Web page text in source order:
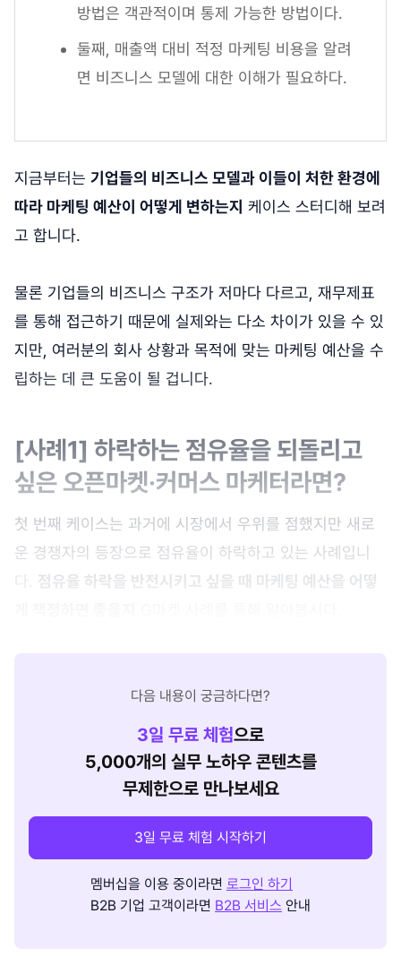
방법은 객관적이며 통제 가능한 방법이다.
둘째, 매출액 대비 적정 마케팅 비용을 알려
면 비즈니스 모델에 대한 이해가 필요하다.
지금부터는 기업들의 비즈니스 모델과 이들이 처한 환경에
따라 마케팅 예산이 어떻게 변하는지 케이스 스터디해 보려
고 합니다.
물론 기업들의 비즈니스 구조가 저마다 다르고, 재무제표
를 통해 접근하기 때문에 실제와는 다소 차이가 있을 수 있
지만, 여러분의 회사 상황과 목적에 맞는 마케팅 예산을 수
립하는 데 큰 도움이 될 겁니다.
[사례1] 하락하는 점유율을 되돌리고
싶은 오픈마켓·커머스 마케터라면?
첫 번째 케이스는 과거에 시장에서 우위를 점했지만 새로
운 경쟁자의 등장으로 점유율이 하락하고 있는 사례입니
다. 점유율 하락을 반전시키고 싶을 때 마케팅 예산을 어떻
다음 내용이 궁금하다면?
3일 무료 체험으로
5,000개의 실무 노하우 콘텐츠를
무제한으로 만나보세요
3일 무료 체험 시작하기
멤버십을 이용 중이라면 로그인 하기
B2B 기업 고객이라면 B2B 서비스 안내